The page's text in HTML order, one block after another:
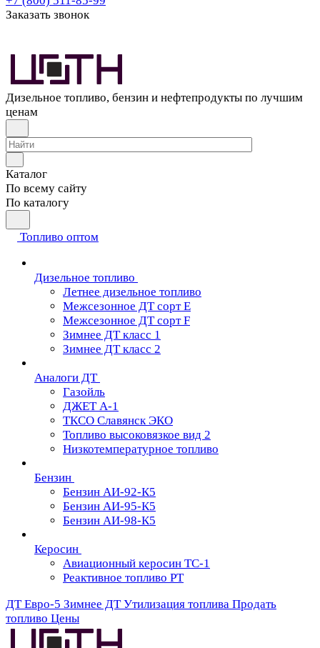
Заказать звонок
Дизельное топливо, бензин и нефтепродукты по лучшим
ценам
Каталог
По всему сайту
По каталогу
Топливо оптом
Дизельное топливо
Летнее дизельное топливо
Межсезонное ДТ сорт Е
Межсезонное ДТ сорт F
Зимнее ДТ класс 1
Зимнее ДТ класс 2
Аналоги ДТ
Газойль
ДЖЕТ А-1
ТКСО Славянск ЭКО
Топливо высоковязкое вид 2
Низкотемпературное топливо
Бензин
Бензин АИ-92-К5
Бензин АИ-95-К5
Бензин АИ-98-К5
Керосин
Авиационный керосин ТС-1
Реактивное топливо РТ
ДТ Евро-5 Зимнее ДТ Утилизация топлива Продать
топливо Цены